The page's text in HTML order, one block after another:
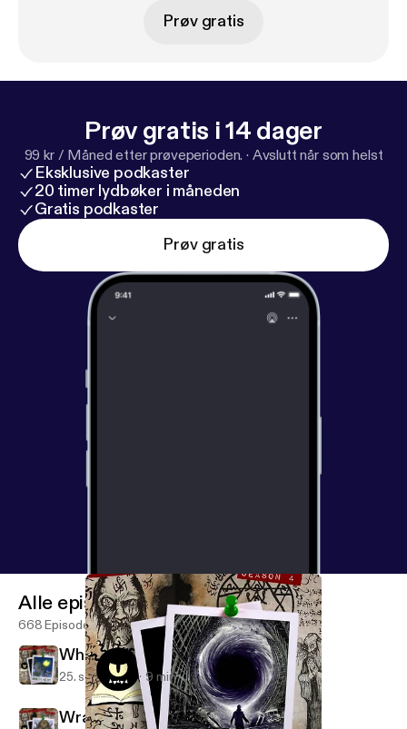
Prøv gratis
Prøv gratis i 14 dager
99 kr / Måned etter prøveperioden. · Avslutt når som helst
Eksklusive podkaster
20 timer lydbøker i måneden
Gratis podkaster
Prøv gratis
Alle episoder
668 Episoder
What's Next
25. sep. 2020 9 min
Wrap Up